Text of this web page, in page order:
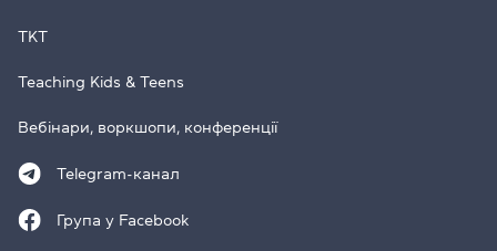
TKT
Teaching Kids & Teens
Вебінари, воркшопи, конференції
Telegram-канал
Група у Facebook